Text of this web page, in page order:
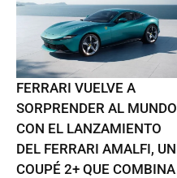
FERRARI VUELVE A
SORPRENDER AL MUNDO
CON EL LANZAMIENTO
DEL FERRARI AMALFI, UN
COUPÉ 2+ QUE COMBINA